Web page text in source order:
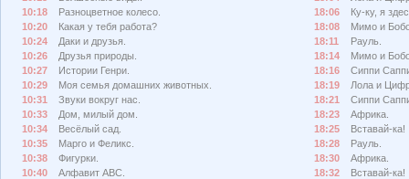
10:18
Разноцветное колесо.
10:20
Какая у тебя работа?
10:24
Даки и друзья.
10:26
Друзья природы.
10:27
Истории Генри.
10:29
Моя семья домашних животных.
10:31
Звуки вокруг нас.
10:33
Дом, милый дом.
10:34
Весёлый сад.
10:35
Марго и Феликс.
10:38
Фигурки.
10:40
Алфавит АВС.
18:06
Ку-ку, я
18:08
Мимо и
18:11
Рауль.
18:14
Мимо и
18:16
Сиппи
18:19
Лола и
18:21
Сиппи
18:23
Африка.
18:25
Вставай-ка!
18:28
Рауль.
18:30
Африка.
18:32
Вставай-ка!